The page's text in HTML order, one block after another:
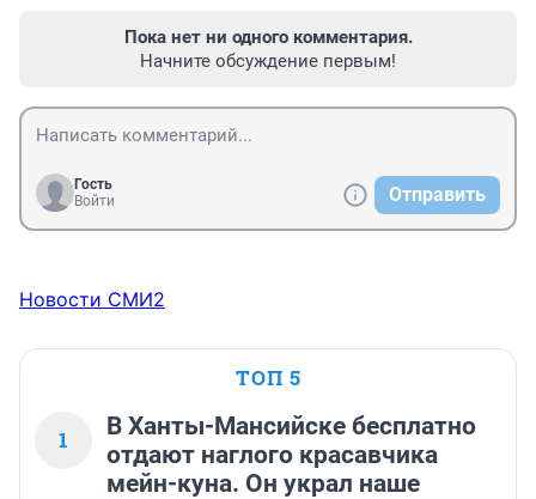
Пока нет ни одного комментария.
Начните обсуждение первым!
Гость
Войти
Отправить
Новости СМИ2
ТОП 5
1
В Ханты-Мансийске бесплатно
отдают наглого красавчика
мейн-куна. Он украл наше